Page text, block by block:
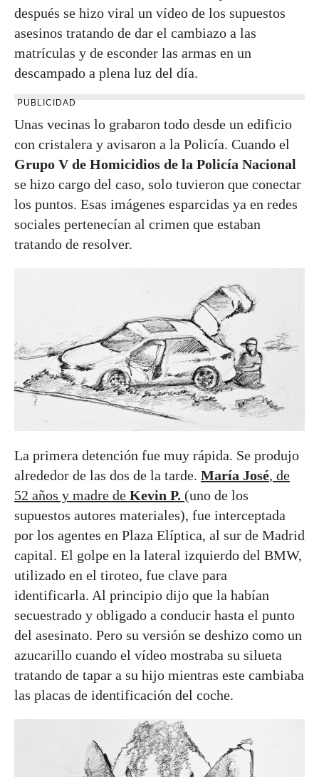
después se hizo viral un vídeo de los supuestos
asesinos tratando de dar el cambiazo a las
matrículas y de esconder las armas en un
descampado a plena luz del día.
PUBLICIDAD
Unas vecinas lo grabaron todo desde un edificio
con cristalera y avisaron a la Policía. Cuando el
Grupo V de Homicidios de la Policía Nacional
se hizo cargo del caso, solo tuvieron que conectar
los puntos. Esas imágenes esparcidas ya en redes
sociales pertenecían al crimen que estaban
tratando de resolver.
La primera detención fue muy rápida. Se produjo
alrededor de las dos de la tarde. María José, de
52 años y madre de Kevin P. (uno de los
supuestos autores materiales), fue interceptada
por los agentes en Plaza Elíptica, al sur de Madrid
capital. El golpe en la lateral izquierdo del BMW,
utilizado en el tiroteo, fue clave para
identificarla. Al principio dijo que la habían
secuestrado y obligado a conducir hasta el punto
del asesinato. Pero su versión se deshizo como un
azucarillo cuando el vídeo mostraba su silueta
tratando de tapar a su hijo mientras este cambiaba
las placas de identificación del coche.